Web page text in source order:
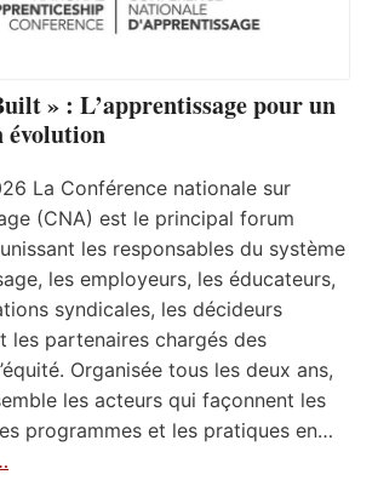
» : L’apprentissage pour un
évolution
La Conférence nationale sur
(CNA) est le principal forum
les responsables du système
les employeurs, les éducateurs,
syndicales, les décideurs
les partenaires chargés des
Organisée tous les deux ans,
les acteurs qui façonnent les
programmes et les pratiques en…